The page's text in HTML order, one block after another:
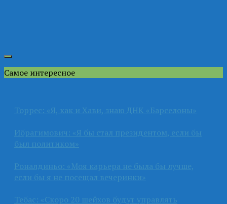
Самое интересное
Торрес: «Я, как и Хави, знаю ДНК «Барселоны»
Ибрагимович: «Я бы стал президентом, если бы
был политиком»
Роналдиньо: «Моя карьера не была бы лучше,
если бы я не посещал вечеринки»
Тебас: «Скоро 20 шейхов будут управлять